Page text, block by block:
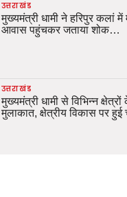
उत्तराखंड
मुख्यमंत्री धामी ने हरिपुर कलां
आवास पहुंचकर जताया शोक…
उत्तराखंड
मुख्यमंत्री धामी से विभिन्न
मुलाकात, क्षेत्रीय विकास पर हुई